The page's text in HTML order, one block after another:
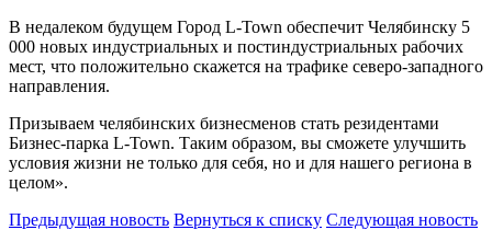
В недалеком будущем Город L-Town обеспечит Челябинску 5
000 новых индустриальных и постиндустриальных рабочих
мест, что положительно скажется на трафике северо-западного
направления.
Призываем челябинских бизнесменов стать резидентами
Бизнес-парка L-Town. Таким образом, вы сможете улучшить
условия жизни не только для себя, но и для нашего региона в
целом».
Предыдущая новость Вернуться к списку Следующая новость